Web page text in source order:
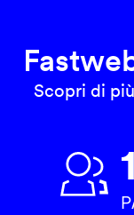
Scopri di